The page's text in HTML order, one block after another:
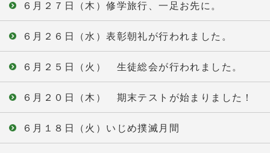
６月２７日（木）修学旅行、一足お先に。
６月２６日（水）表彰朝礼が行われました。
６月２５日（火） 生徒総会が行われました。
６月２０日（木） 期末テストが始まりました！
６月１８日（火）いじめ撲滅月間